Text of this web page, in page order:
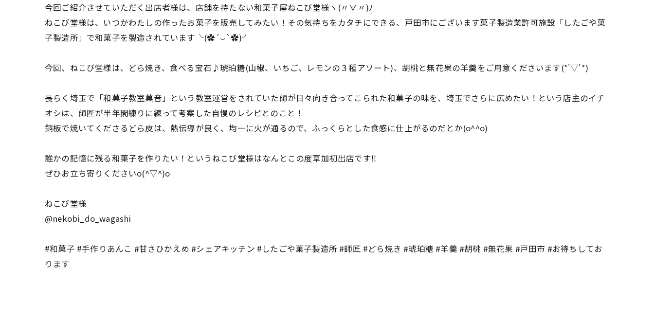
今回ご紹介させていただく出店者様は、店舗を持たない和菓子屋ねこび堂様ヽ(〃∀〃)ﾉ
ねこび堂様は、いつかわたしの作ったお菓子を販売してみたい！その気持ちをカタチにできる、戸田市にございます菓子製造業許可施設「したごや菓
子製造所」で和菓子を製造されています╰(✿´⌣`✿)╯
今回、ねこび堂様は、どら焼き、食べる宝石♪琥珀糖(山椒、いちご、レモンの３種アソート)、胡桃と無花果の羊羹をご用意くださいます(*'▽'*)
長らく埼玉で「和菓子教室菓音」という教室運営をされていた師が日々向き合ってこられた和菓子の味を、埼玉でさらに広めたい！という店主のイチ
オシは、師匠が半年間練りに練って考案した自慢のレシピとのこと！
銅板で焼いてくださるどら皮は、熱伝導が良く、均一に火が通るので、ふっくらとした食感に仕上がるのだとか(o^^o)
誰かの記憶に残る和菓子を作りたい！というねこび堂様はなんとこの度草加初出店です‼︎
ぜひお立ち寄りくださいo(^▽^)o
ねこび堂様
@nekobi_do_wagashi
#和菓子 #手作りあんこ #甘さひかえめ #シェアキッチン #したごや菓子製造所 #師匠 #どら焼き #琥珀糖 #羊羹 #胡桃 #無花果 #戸田市 #お待ちしてお
ります